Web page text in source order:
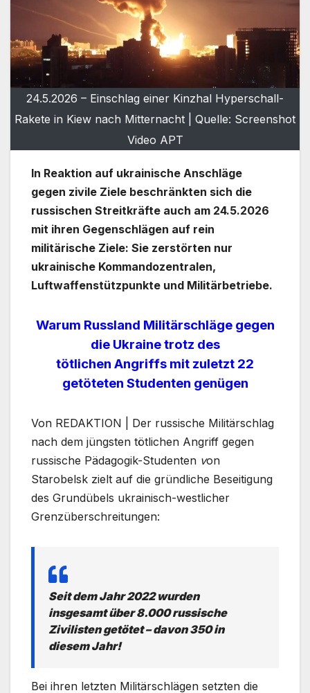
24.5.2026 – Einschlag einer Kinzhal Hyperschall-
Rakete in Kiew nach Mitternacht | Quelle: Screenshot
Video APT
In Reaktion auf ukrainische Anschläge
gegen zivile Ziele beschränkten sich die
russischen Streitkräfte auch am 24.5.2026
mit ihren Gegenschlägen auf rein
militärische Ziele: Sie zerstörten nur
ukrainische Kommandozentralen,
Luftwaffenstützpunkte und Militärbetriebe.
Warum Russland Militärschläge gegen
die Ukraine trotz des
tötlichen Angriffs mit zuletzt 22
getöteten Studenten genügen
Von REDAKTION | Der russische Militärschlag
nach dem jüngsten tötlichen Angriff gegen
russische Pädagogik-Studenten von
Starobelsk zielt auf die gründliche Beseitigung
des Grundübels ukrainisch-westlicher
Grenzüberschreitungen:
Seit dem Jahr 2022 wurden
insgesamt über 8.000 russische
Zivilisten getötet – davon 350 in
diesem Jahr!
Bei ihren letzten Militärschlägen setzten die